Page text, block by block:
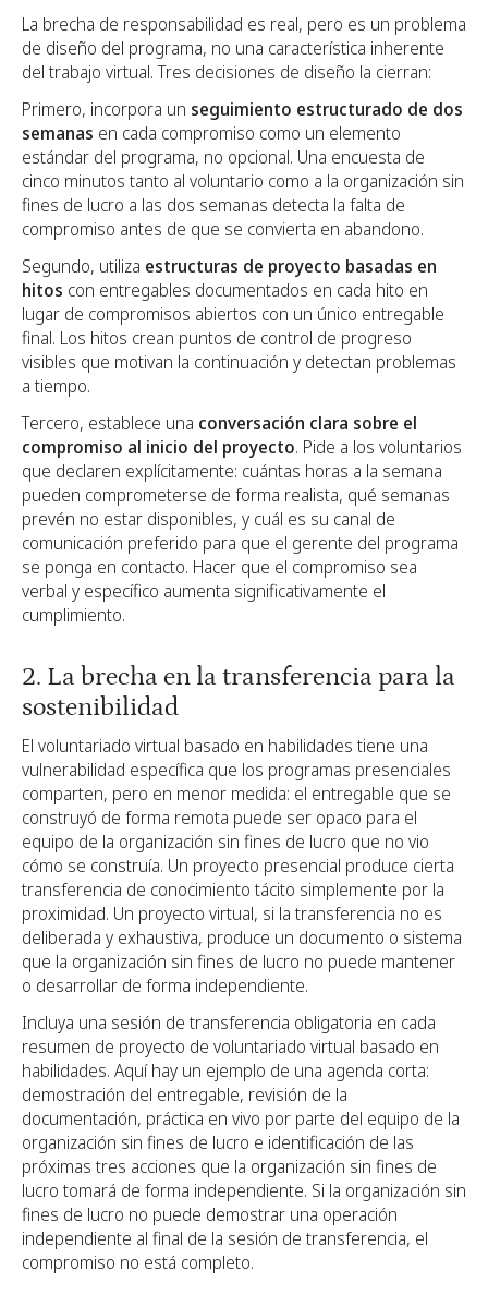
La brecha de responsabilidad es real, pero es un problema
de diseño del programa, no una característica inherente
del trabajo virtual. Tres decisiones de diseño la cierran:
Primero, incorpora un seguimiento estructurado de dos
semanas en cada compromiso como un elemento
estándar del programa, no opcional. Una encuesta de
cinco minutos tanto al voluntario como a la organización sin
fines de lucro a las dos semanas detecta la falta de
compromiso antes de que se convierta en abandono.
Segundo, utiliza estructuras de proyecto basadas en
hitos con entregables documentados en cada hito en
lugar de compromisos abiertos con un único entregable
final. Los hitos crean puntos de control de progreso
visibles que motivan la continuación y detectan problemas
a tiempo.
Tercero, establece una conversación clara sobre el
compromiso al inicio del proyecto. Pide a los voluntarios
que declaren explícitamente: cuántas horas a la semana
pueden comprometerse de forma realista, qué semanas
prevén no estar disponibles, y cuál es su canal de
comunicación preferido para que el gerente del programa
se ponga en contacto. Hacer que el compromiso sea
verbal y específico aumenta significativamente el
cumplimiento.
2. La brecha en la transferencia para la
sostenibilidad
El voluntariado virtual basado en habilidades tiene una
vulnerabilidad específica que los programas presenciales
comparten, pero en menor medida: el entregable que se
construyó de forma remota puede ser opaco para el
equipo de la organización sin fines de lucro que no vio
cómo se construía. Un proyecto presencial produce cierta
transferencia de conocimiento tácito simplemente por la
proximidad. Un proyecto virtual, si la transferencia no es
deliberada y exhaustiva, produce un documento o sistema
que la organización sin fines de lucro no puede mantener
o desarrollar de forma independiente.
Incluya una sesión de transferencia obligatoria en cada
resumen de proyecto de voluntariado virtual basado en
habilidades. Aquí hay un ejemplo de una agenda corta:
demostración del entregable, revisión de la
documentación, práctica en vivo por parte del equipo de la
organización sin fines de lucro e identificación de las
próximas tres acciones que la organización sin fines de
lucro tomará de forma independiente. Si la organización sin
fines de lucro no puede demostrar una operación
independiente al final de la sesión de transferencia, el
compromiso no está completo.